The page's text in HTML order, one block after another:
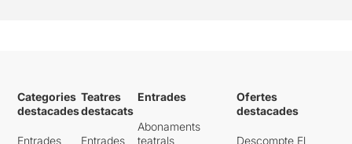
Categories
destacades
Entrades
Teatres
destacats
Entrades
Entrades
Abonaments
teatrals
Ofertes
destacades
Descompte El